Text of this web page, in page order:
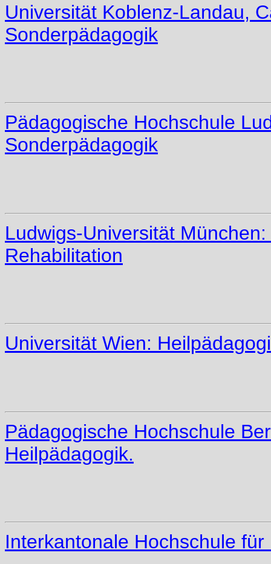
Universität Koblenz-Landau,
Sonderpädagogik
Pädagogische Hochschule
Sonderpädagogik
Ludwigs-Universität
Rehabilitation
Universität Wien:
Pädagogische Hochschule
Heilpädagogik.
Interkantonale Hochschule